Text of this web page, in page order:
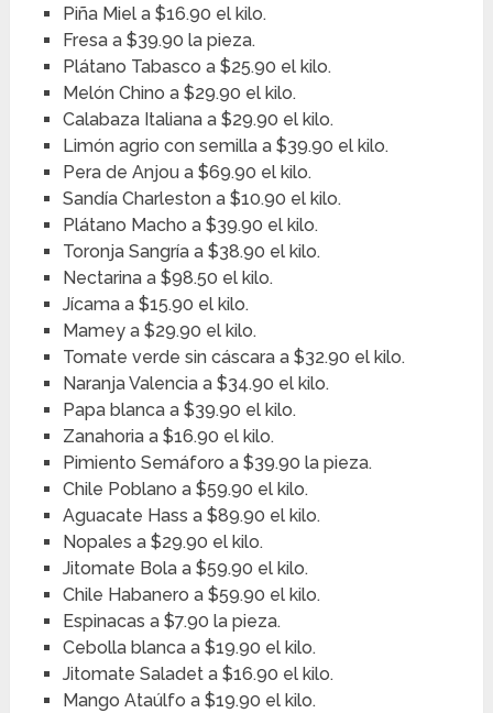
Piña Miel a $16.90 el kilo.
Fresa a $39.90 la pieza.
Plátano Tabasco a $25.90 el kilo.
Melón Chino a $29.90 el kilo.
Calabaza Italiana a $29.90 el kilo.
Limón agrio con semilla a $39.90 el kilo.
Pera de Anjou a $69.90 el kilo.
Sandía Charleston a $10.90 el kilo.
Plátano Macho a $39.90 el kilo.
Toronja Sangría a $38.90 el kilo.
Nectarina a $98.50 el kilo.
Jícama a $15.90 el kilo.
Mamey a $29.90 el kilo.
Tomate verde sin cáscara a $32.90 el kilo.
Naranja Valencia a $34.90 el kilo.
Papa blanca a $39.90 el kilo.
Zanahoria a $16.90 el kilo.
Pimiento Semáforo a $39.90 la pieza.
Chile Poblano a $59.90 el kilo.
Aguacate Hass a $89.90 el kilo.
Nopales a $29.90 el kilo.
Jitomate Bola a $59.90 el kilo.
Chile Habanero a $59.90 el kilo.
Espinacas a $7.90 la pieza.
Cebolla blanca a $19.90 el kilo.
Jitomate Saladet a $16.90 el kilo.
Mango Ataúlfo a $19.90 el kilo.